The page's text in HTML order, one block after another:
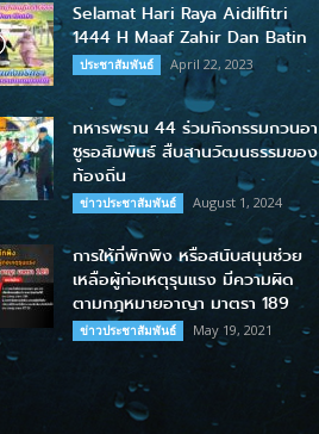
Selamat Hari Raya Aidilfitri
1444 H Maaf Zahir Dan Batin
ประชาสัมพันธ์ April 22, 2023
ทหารพราน 44 ร่วมกิจกรรมกวนอา
ซูรอสัมพันธ์ สืบสานวัฒนธรรมของ
ท้องถิ่น
ข่าวประชาสัมพันธ์ August 1, 2024
การให้ที่พักพิง หรือสนับสนุนช่วย
เหลือผู้ก่อเหตุรุนแรง มีความผิด
ตามกฎหมายอาญา มาตรา 189
ข่าวประชาสัมพันธ์ May 19, 2021